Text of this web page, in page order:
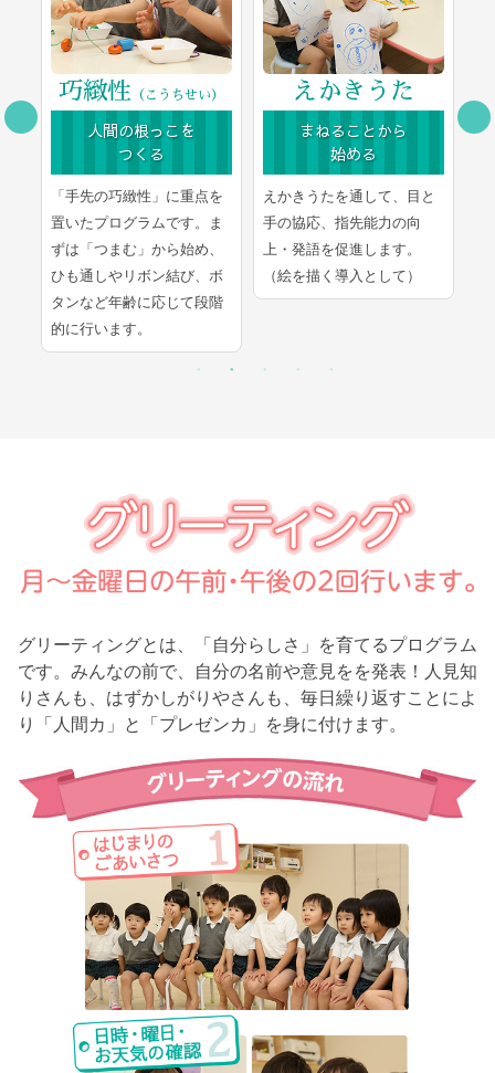
巧緻性 （こうちせい）
人間の根っこを
つくる
「手先の巧緻性」に重点を
置いたプログラムです。ま
ずは「つまむ」から始め、
ひも通しやリボン結び、ボ
タンなど年齢に応じて段階
的に行います。
えかきうた
まねることから
始める
えかきうたを通して、目と
手の協応、指先能力の向
上・発語を促進します。
（絵を描く導入として）
グリーティングとは、「自分らしさ」を育てるプログラム
です。みんなの前で、自分の名前や意見をを発表！人見知
りさんも、はずかしがりやさんも、毎日繰り返すことによ
り「人間カ」と「プレゼンカ」を身に付けます。